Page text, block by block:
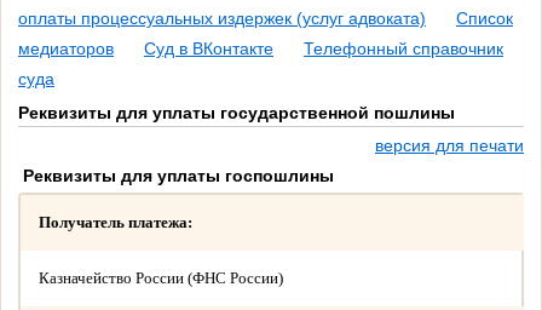
оплаты процессуальных издержек (услуг адвоката)
Список
медиаторов
Суд в ВКонтакте
Телефонный справочник
суда
Реквизиты для уплаты государственной пошлины
версия для печати
Реквизиты для уплаты госпошлины
Получатель платежа:
Казначейство России (ФНС России)